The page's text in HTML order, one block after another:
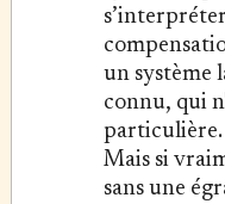
un système
connu, qui
particulière.
Mais si
sans une